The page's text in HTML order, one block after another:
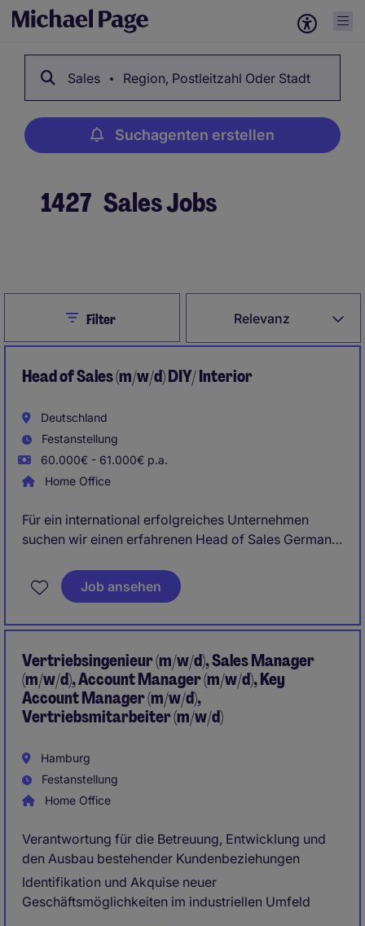
Sales Region, Postleitzahl Oder Stadt
Suchagenten erstellen
1427 Sales Jobs
Relevanz
CloseFilter
Head of Sales (m/w/d) DIY/ Interior
Deutschland
Festanstellung
60.000€ - 61.000€ p.a.
Home Office
Für ein international erfolgreiches Unternehmen
suchen wir einen erfahrenen Head of Sales Germany
eigenverantwortlich weiterentwickelt und nachhaltig
ausbaut. Gesucht wird eine unternehmerisch
der DIY-Branche.
Job ansehen
Vertriebsingenieur (m/w/d), Sales Manager
(m/w/d), Account Manager (m/w/d), Key
Account Manager (m/w/d),
Vertriebsmitarbeiter (m/w/d)
Hamburg
Festanstellung
Home Office
Verantwortung für die Betreuung, Entwicklung und
den Ausbau bestehender Kundenbeziehungen
Identifikation und Akquise neuer
Geschäftsmöglichkeiten im industriellen Umfeld